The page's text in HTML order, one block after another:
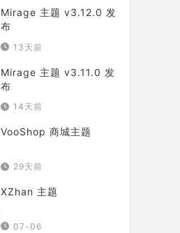
Mirage 主题 v3.12.0 发
布
13天前
Mirage 主题 v3.11.0 发
布
14天前
VooShop 商城主题
29天前
XZhan 主题
07-06